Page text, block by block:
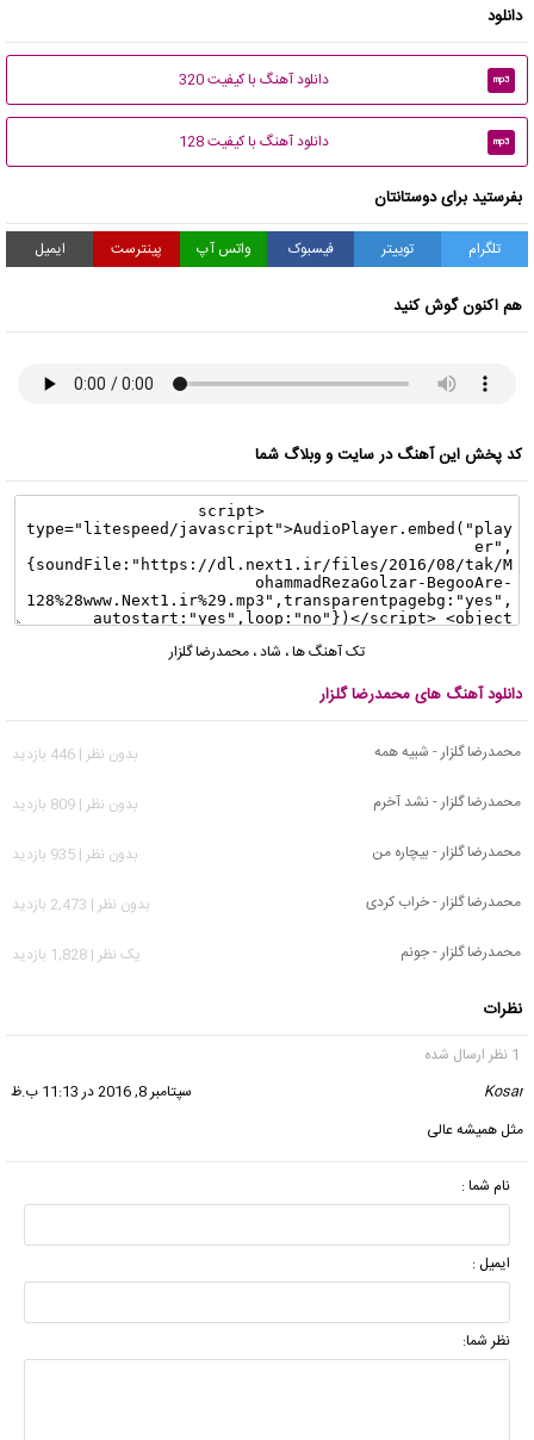
دانلود
mp3 دانلود آهنگ با کیفیت 320
mp3 دانلود آهنگ با کیفیت 128
بفرستید برای دوستانتان
تلگرام توییتر فیسبوک واتس آپ پینترست ایمیل
هم اکنون گوش کنید
کد پخش این آهنگ در سایت و وبلاگ شما
تک آهنگ ها، شاد، محمدرضا گلزار
دانلود آهنگ های محمدرضا گلزار
محمدرضا گلزار - شبیه همه
بدون نظر | 446 بازدید
محمدرضا گلزار - نشد آخرم
بدون نظر | 809 بازدید
محمدرضا گلزار - بیچاره من
بدون نظر | 935 بازدید
محمدرضا گلزار - خراب کردی
بدون نظر | 2,473 بازدید
محمدرضا گلزار - جونم
يک نظر | 1,828 بازدید
نظرات
1 نظر ارسال شده
Kosar
سپتامبر 8, 2016 در 11:13 ب.ظ
مثل همیشه عالی
نام شما :
ایمیل :
نظر شما: